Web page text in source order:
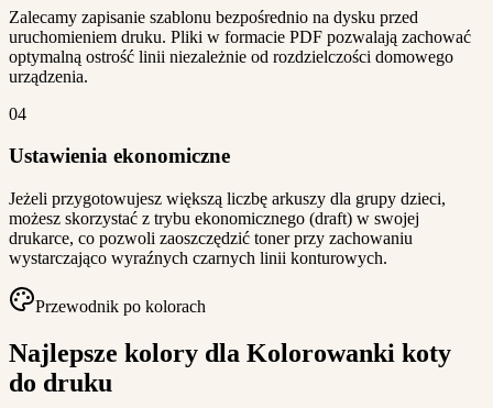
Zalecamy zapisanie szablonu bezpośrednio na dysku przed
uruchomieniem druku. Pliki w formacie PDF pozwalają zachować
optymalną ostrość linii niezależnie od rozdzielczości domowego
urządzenia.
04
Ustawienia ekonomiczne
Jeżeli przygotowujesz większą liczbę arkuszy dla grupy dzieci,
możesz skorzystać z trybu ekonomicznego (draft) w swojej
drukarce, co pozwoli zaoszczędzić toner przy zachowaniu
wystarczająco wyraźnych czarnych linii konturowych.
Przewodnik po kolorach
Najlepsze kolory dla Kolorowanki koty
do druku